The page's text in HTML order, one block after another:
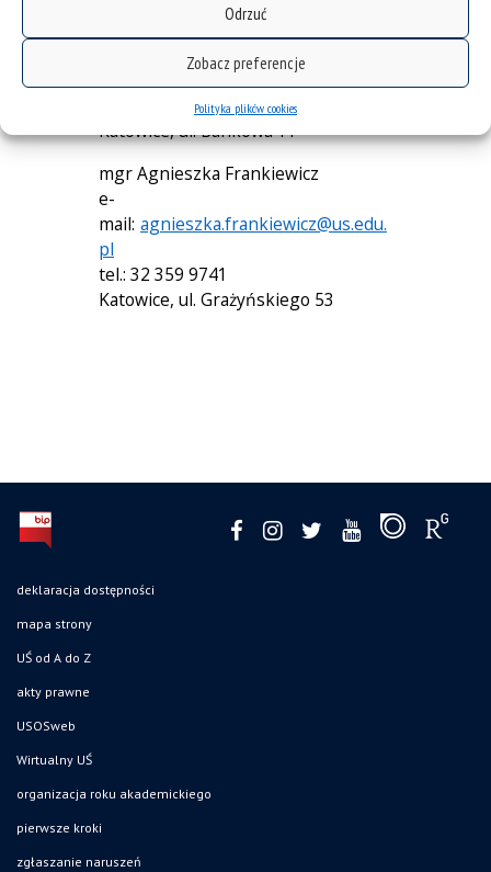
Odrzuć
Zobacz preferencje
Polityka plików cookies
administracyjny
mgr Beata Kalisz
beata.kalisz@us.edu.pl
tel.: 32 359 1807
Katowice, ul. Bankowa 11
mgr Agnieszka Frankiewicz
e-
mail: agnieszka.frankiewicz@us.edu.
pl
tel.: 32 359 9741
Katowice, ul. Grażyńskiego 53
deklaracja dostępności
mapa strony
UŚ od A do Z
akty prawne
USOSweb
Wirtualny UŚ
organizacja roku akademickiego
pierwsze kroki
zgłaszanie naruszeń